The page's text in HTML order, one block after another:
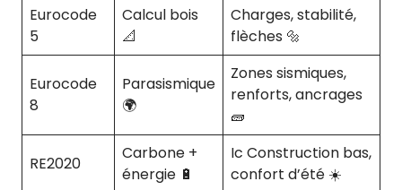
Eurocode
5
Calcul bois
📐
Charges, stabilité,
flèches 🔩
Eurocode
8
Parasismique
🌍
Zones sismiques,
renforts, ancrages
🧱
RE2020
Carbone +
énergie 🔋
Ic Construction bas,
confort d’été ☀️